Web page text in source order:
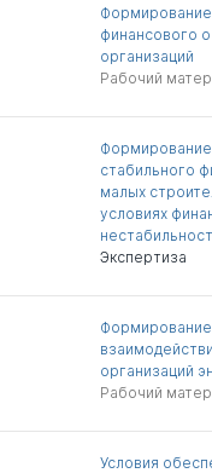
финансового
организаций
Рабочий
стабильного
малых
условиях
Экспертиза
организаций
Рабочий
Условия